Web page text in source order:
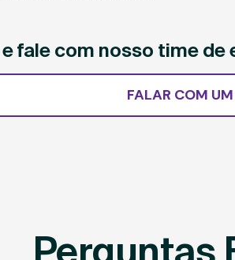
fale com nosso time
FALAR COM
Perguntas